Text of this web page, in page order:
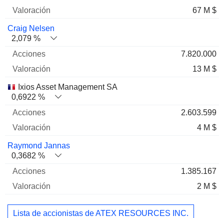
67 M $
Craig Nelsen
2,079 %
7.820.000
13 M $
Ixios Asset Management SA
0,6922 %
2.603.599
4 M $
Raymond Jannas
0,3682 %
1.385.167
2 M $
Lista de accionistas de ATEX RESOURCES INC.